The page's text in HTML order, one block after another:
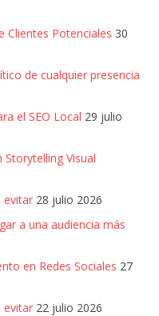
Clientes Potenciales 30
de cualquier presencia
el SEO Local 29 julio
Storytelling Visual
evitar 28 julio 2026
a una audiencia más
en Redes Sociales 27
evitar 22 julio 2026